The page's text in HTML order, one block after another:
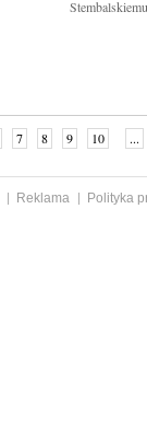
7 8 9 10 ...
Reklama
Polityka